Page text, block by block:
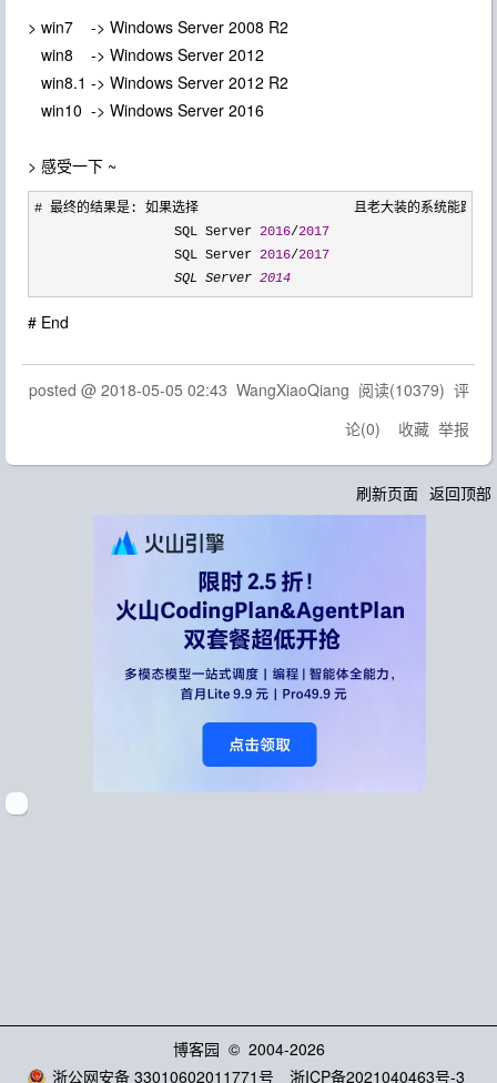
> win7 -> Windows Server 2008 R2
win8 -> Windows Server 2012
win8.1 -> Windows Server 2012 R2
win10 -> Windows Server 2016
> 感受一下 ~
# 最终的结果是: 如果选择                    且老大
                  SQL Server
2016/2017
                  SQL Server
2016/2017
                  SQL Server
2014
# End
posted @ 2018-05-05 02:43 WangXiaoQiang 阅读(10379) 评
论(0) 收藏 举报
刷新页面 返回顶部
博客园 © 2004-2026
浙公网安备 33010602011771号
浙ICP备2021040463号-3